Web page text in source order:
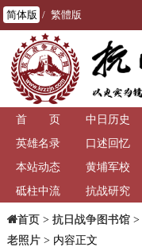
简体版 / 繁體版
首 页 中日历史
英雄名录
口述回忆
本站动态
黄埔军校
砥柱中流
抗战研究
首页> 抗日战争图书馆>
老照片> 内容正文